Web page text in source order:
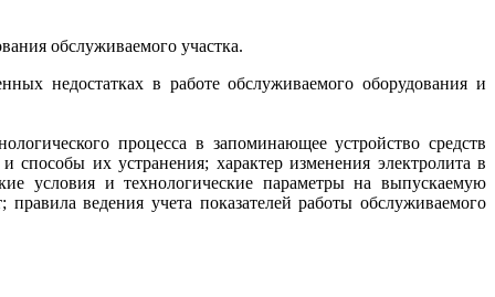
обслуживаемого участка.
недостатках в работе обслуживаемого оборудования и
процесса в запоминающее устройство средств
способы их устранения; характер изменения электролита в
условия и технологические параметры на выпускаемую
ведения учета показателей работы обслуживаемого